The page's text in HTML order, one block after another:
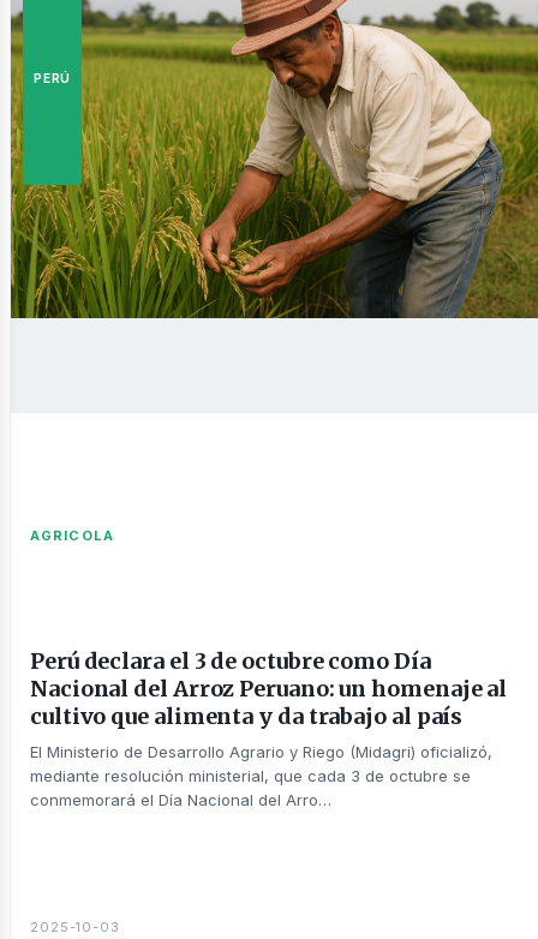
PERÚ
AGRICOLA
Perú declara el 3 de octubre como Día
Nacional del Arroz Peruano: un homenaje al
cultivo que alimenta y da trabajo al país
El Ministerio de Desarrollo Agrario y Riego (Midagri) oficializó,
mediante resolución ministerial, que cada 3 de octubre se
conmemorará el Día Nacional del Arro…
2025-10-03